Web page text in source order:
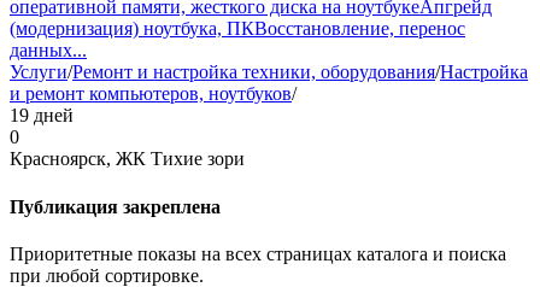
оперативной памяти, жесткого диска на ноутбукеАпгрейд
(модернизация) ноутбука, ПКВосстановление, перенос
данных...
Услуги/Ремонт и настройка техники, оборудования/Настройка
и ремонт компьютеров, ноутбуков/
19 дней
0
Красноярск, ЖК Тихие зори
Публикация закреплена
Приоритетные показы на всех страницах каталога и поиска
при любой сортировке.